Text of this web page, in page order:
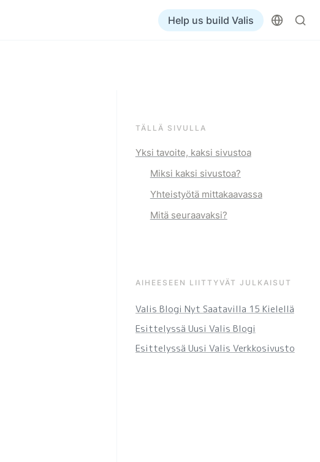
Help us build Valis
TÄLLÄ SIVULLA
Yksi tavoite, kaksi sivustoa
Miksi kaksi sivustoa?
Yhteistyötä mittakaavassa
Mitä seuraavaksi?
AIHEESEEN LIITTYVÄT JULKAISUT
Valis Blogi Nyt Saatavilla 15 Kielellä
Esittelyssä Uusi Valis Blogi
Esittelyssä Uusi Valis Verkkosivusto